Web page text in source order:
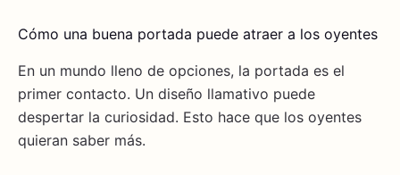
Cómo una buena portada puede atraer a los oyentes
En un mundo lleno de opciones, la portada es el
primer contacto. Un diseño llamativo puede
despertar la curiosidad. Esto hace que los oyentes
quieran saber más.